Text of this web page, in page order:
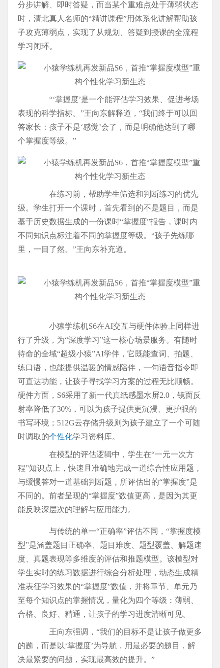
分步讲解、即时答疑，而当某个重难点处于薄弱状态
时，清北真人名师的“精讲课程”用体系化讲解帮助孩
子攻克薄弱点，实现了从规划、答疑到授课的全流程
学习闭环。
“‘掌握度’是一个能评估学习效果、促进考场
表现的科学指标。”王向东解释道，“我们终于可以回
答家长：孩子不是‘感觉’会了，而是明确他达到了哪
个掌握度等级。”
在练习前，帮助学生筛选和判断练习的优先
级。学生打开一个课时，首先看到的不是题目，而是
基于历史数据生成的一份课时“掌握度”报告，课时内
不同知识点标注着不同的掌握度等级。“孩子先练哪
里，一目了然。”王向东补充道。
小猿学练机S6在AI交互与硬件体验上同样进
行了升级，为“深度学习”这一核心场景服务。有随时
待命的全域“超级小猿”AI学伴，它既能查词、拍题、
练口语，也能提供温暖的情感陪伴，一句语音指令即
可直达功能，让孩子寻找学习方案的过程无比顺畅。
硬件方面，S6采用了新一代真纸感墨水屏2.0，镜面反
射率降低了30%，可以为孩子提供更沉浸、更护眼的
书写环境；512G云存储升级则为孩子建立了一个可随
时调取的个性化学习资料库。
在模型的评估逻辑中，学生在“一元一次方
程”知识点上，快速且准确地完成一道综合性应用题，
与缓慢答对一道基础判断题，所评估出的“掌握度”是
不同的。前者呈现的“掌握度”数值更高，是因为其更
能反映深层次的理解与应用能力。
与传统的单一“正确率”评估不同，“掌握度模
型”是涵盖题目正确率、题目难度、题型覆盖、解题速
度、真题表现等多维度的评估和推题模型。该模型对
学生实时的练习数据进行综合分析处理，动态生成精
准表征学习效果的“掌握度”数值，并将章节、单元乃
至每个知识点的掌握情况，量化为四个等级：薄弱、
合格、良好、精通，让孩子的学习进度清晰可见。
王向东强调，“我们的目标不是让孩子做更多
的题，而是以‘掌握度’为导航，用最必要的题目，解
决最紧要的问题，实现最高效的提升。”